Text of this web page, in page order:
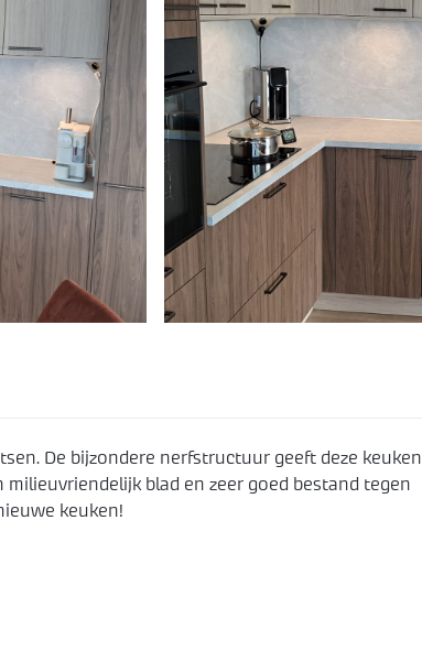
De bijzondere nerfstructuur geeft deze keuken
blad en zeer goed bestand tegen
keuken!